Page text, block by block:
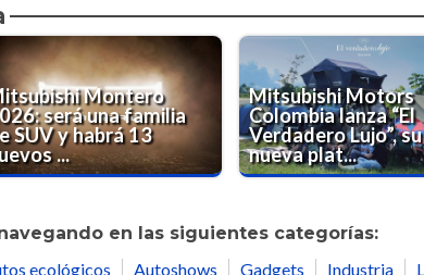
Montero
será una familia
SUV y habrá 13
...
Mitsubishi Motors
Colombia lanza “El
Verdadero Lujo”, su
nueva plat...
en las siguientes categorías:
ecológicos Autoshows Gadgets Industria